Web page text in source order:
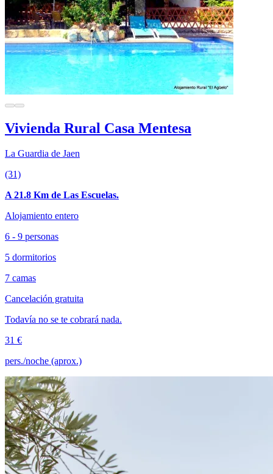
Vivienda Rural Casa Mentesa
La Guardia de Jaen
(31)
A 21.8 Km de Las Escuelas.
Alojamiento entero
6 - 9 personas
5 dormitorios
7 camas
Cancelación gratuita
Todavía no se te cobrará nada.
31 €
pers./noche (aprox.)